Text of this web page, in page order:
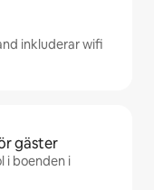
inkluderar wifi
gäster
i boenden i